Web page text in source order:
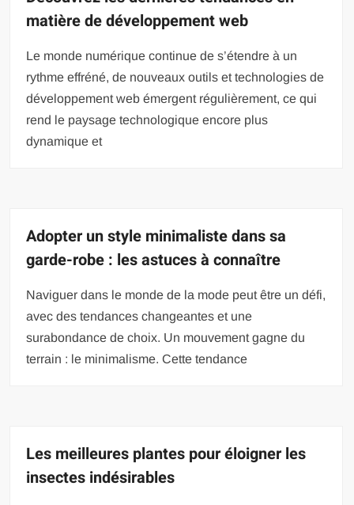
matière de développement web
Le monde numérique continue de s’étendre à un
rythme effréné, de nouveaux outils et technologies de
développement web émergent régulièrement, ce qui
rend le paysage technologique encore plus
dynamique et
Adopter un style minimaliste dans sa
garde-robe : les astuces à connaître
Naviguer dans le monde de la mode peut être un défi,
avec des tendances changeantes et une
surabondance de choix. Un mouvement gagne du
terrain : le minimalisme. Cette tendance
Les meilleures plantes pour éloigner les
insectes indésirables